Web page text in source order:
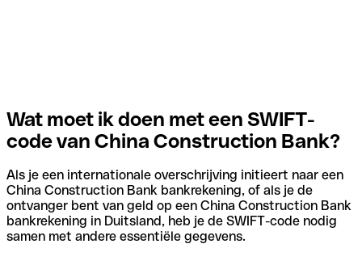
Wat moet ik doen met een SWIFT-
code van China Construction Bank?
Als je een internationale overschrijving initieert naar een
China Construction Bank bankrekening, of als je de
ontvanger bent van geld op een China Construction Bank
bankrekening in Duitsland, heb je de SWIFT-code nodig
samen met andere essentiële gegevens.